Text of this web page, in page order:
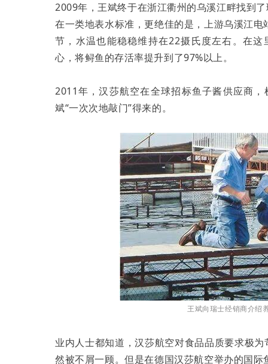
2009年，王斌终于在浙江衢州的乌溪江畔找到
在一类地表水标准，更绝佳的是，上游乌溪江
节，水温也能稳稳维持在22摄氏度左右。在
心，将鲟鱼的存活率提升到了97%以上。
2011年，汉莎航空在全球招标鱼子酱供应商
斌“一次次地敲门”得来的。
王斌向瑞士经销商介绍
业内人士都知道，汉莎航空对食品品质要求极
然被不屑一顾。但是在德国汉莎航空举办的国